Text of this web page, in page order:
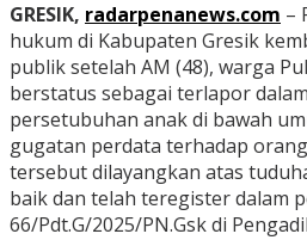
GRESIK, radarpenanews.com –
hukum di Kabupaten Gresik
publik setelah AM (48), warga
berstatus sebagai terlapor
persetubuhan anak di bawah
gugatan perdata terhadap
tersebut dilayangkan atas
baik dan telah teregister dalam
66/Pdt.G/2025/PN.Gsk di